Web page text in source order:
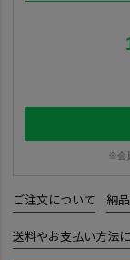
※会
ご注文について 納
送料やお支払い方法